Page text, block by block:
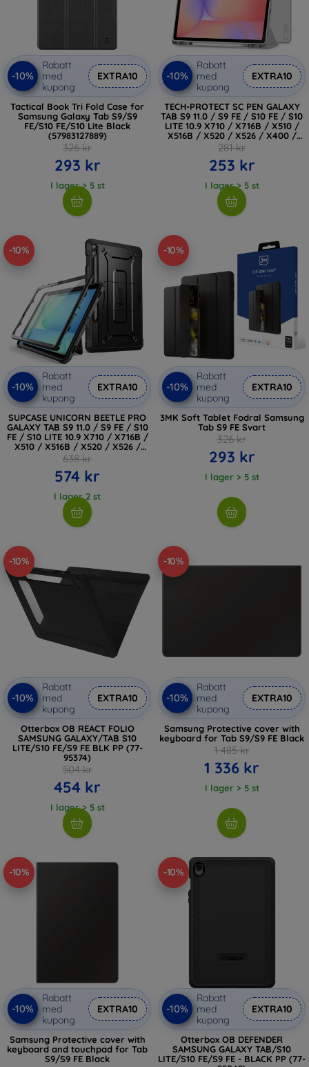
-10%
Rabatt
med
kupong
EXTRA10
Tactical Book Tri Fold Case for
Samsung Galaxy Tab S9/S9
FE/S10 FE/S10 Lite Black
(57983127889)
326 kr
293 kr
I lager > 5 st
-10%
Rabatt
med
kupong
EXTRA10
TECH-PROTECT SC PEN GALAXY
TAB S9 11.0 / S9 FE / S10 FE / S10
LITE 10.9 X710 / X716B / X510 /
X516B / X520 / X526 / X400 /
X406B GREY (5906302332731)
281 kr
253 kr
I lager > 5 st
-10%
-10%
Rabatt
med
kupong
EXTRA10
SUPCASE UNICORN BEETLE PRO
GALAXY TAB S9 11.0 / S9 FE / S10
FE / S10 LITE 10.9 X710 / X716B /
X510 / X516B / X520 / X526 /
X400 / X406B BLACK
(843439159655)
638 kr
574 kr
I lager 2 st
-10%
-10%
Rabatt
med
kupong
EXTRA10
3MK Soft Tablet Fodral Samsung
Tab S9 FE Svart
326 kr
293 kr
I lager > 5 st
-10%
-10%
Rabatt
med
kupong
EXTRA10
Otterbox OB REACT FOLIO
SAMSUNG GALAXY/TAB S10
LITE/S10 FE/S9 FE BLK PP (77-
95374)
504 kr
454 kr
I lager > 5 st
-10%
-10%
Rabatt
med
kupong
EXTRA10
Samsung Protective cover with
keyboard for Tab S9/S9 FE Black
1 485 kr
1 336 kr
I lager > 5 st
-10%
-10%
Rabatt
med
kupong
EXTRA10
Samsung Protective cover with
keyboard and touchpad for Tab
S9/S9 FE Black
-10%
-10%
Rabatt
med
kupong
EXTRA10
Otterbox OB DEFENDER
SAMSUNG GALAXY TAB/S10
LITE/S10 FE/S9 FE - BLACK PP (77-